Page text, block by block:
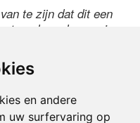
en andere
uw surfervaring op
te zijn dat dit een
code over in